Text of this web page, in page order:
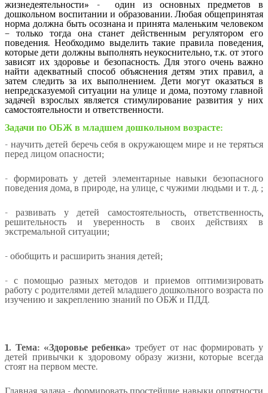
жизнедеятельности» - один из основных предметов в
дошкольном воспитании и образовании. Любая общепринятая
норма должна быть осознана и принята маленьким человеком
– только тогда она станет действенным регулятором его
поведения. Необходимо выделить такие правила поведения,
которые дети должны выполнять неукоснительно, т.к. от этого
зависят их здоровье и безопасность. Для этого очень важно
найти адекватный способ объяснения детям этих правил, а
затем следить за их выполнением. Дети могут оказаться в
непредсказуемой ситуации на улице и дома, поэтому главной
задачей взрослых является стимулирование развития у них
самостоятельности и ответственности.
Задачи по ОБЖ в младшем дошкольном возрасте:
- научить детей беречь себя в окружающем мире и не теряться
перед лицом опасности;
- формировать у детей элементарные навыки безопасного
поведения дома, в природе, на улице, с чужими людьми и т. д. ;
- развивать у детей самостоятельность, ответственность,
решительность и уверенность в своих действиях в
экстремальной ситуации;
- обобщить и расширить знания детей;
- с помощью разных методов и приемов оптимизировать
работу с родителями детей младшего дошкольного возраста по
изучению и закреплению знаний по ОБЖ и ПДД.
1. Тема: «Здоровье ребенка» требует от нас формировать у
детей привычки к здоровому образу жизни, которые всегда
стоят на первом месте.